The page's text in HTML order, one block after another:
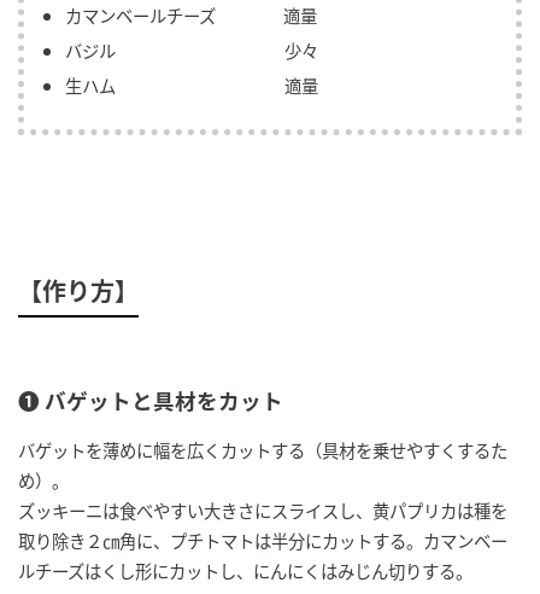
カマンベールチーズ 適量
バジル 少々
生ハム 適量
【作り方】
❶ バゲットと具材をカット
バゲットを薄めに幅を広くカットする（具材を乗せやすくするた
め）。
ズッキーニは食べやすい大きさにスライスし、黄パプリカは種を
取り除き２㎝角に、プチトマトは半分にカットする。カマンベー
ルチーズはくし形にカットし、にんにくはみじん切りする。